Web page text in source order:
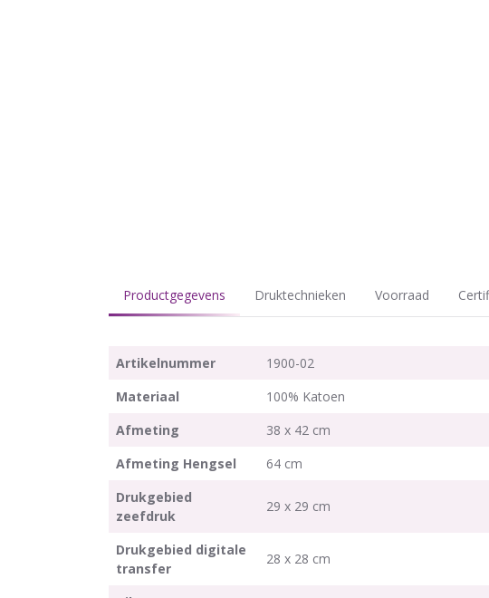
Productgegevens Druktechnieken Voorraad
Artikelnummer
1900-02
Materiaal
100% Katoen
Afmeting
38 x 42 cm
Afmeting Hengsel
64 cm
Drukgebied
zeefdruk
29 x 29 cm
Drukgebied digitale
transfer
28 x 28 cm